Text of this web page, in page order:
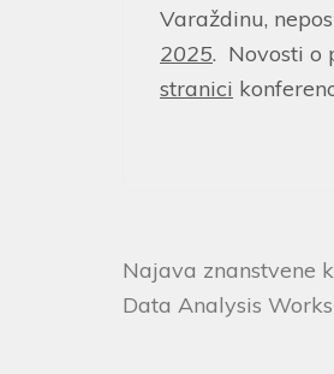
Varaždinu,
2025. Novosti o
stranici
Najava znanstvene
Data Analysis